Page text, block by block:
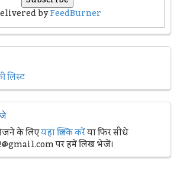
byFeedBurner
लिस्ट
के लिएयहां क्लिक करेंया फिर सीधे
पर हमें लिख भेजें।